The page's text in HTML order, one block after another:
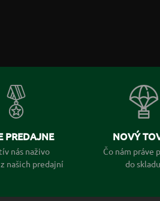
PREDAJNE
nás naživo
našich predajní
NOVÝ
Čo nám práve
do